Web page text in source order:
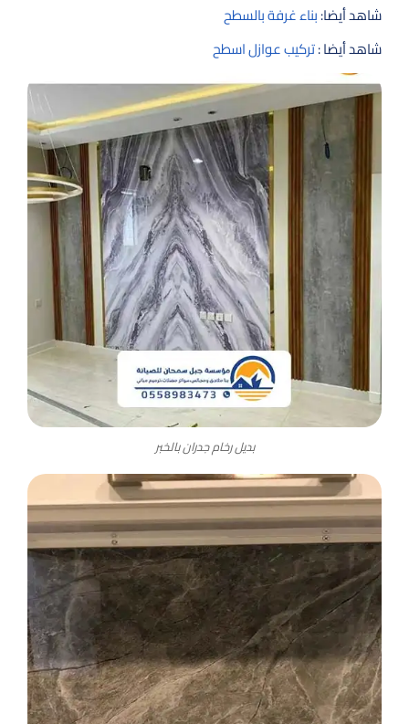
شاهد أيضا:بناء غرفة بالسطح
شاهد أيضا :تركيب عوازل اسطح
بديل رخام جدران بالخبر